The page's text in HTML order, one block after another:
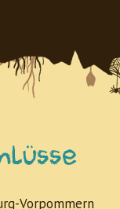
Vorpommern